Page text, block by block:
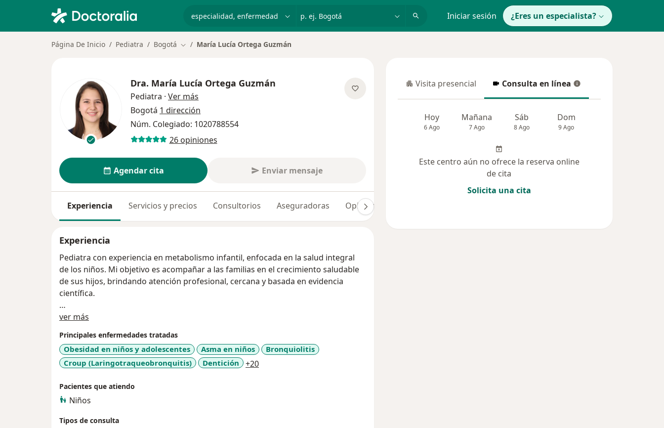
p. ej. Bogotá Iniciar sesión ¿Eres un especialista?
Página De Inicio Pediatra Bogotá Cambiar de ciudad
María Lucía Ortega Guzmán
Dra. María Lucía Ortega Guzmán
Pediatra · Ver más
Bogotá 1 dirección
Núm. Colegiado: 1020788554
26 opiniones
Agendar cita Enviar mensaje
Experiencia Servicios y precios Consultorios Aseguradoras Opiniones (26)
Experiencia
Pediatra con experiencia en metabolismo infantil, enfocada en la salud integral
de los niños. Mi objetivo es acompañar a las familias en el crecimiento saludable
de sus hijos, brindando atención profesional, cercana y basada en evidencia
científica.
Agenda tu cita conmigo para resolver dudas sobre nutrición, crecimiento y
ver más
Principales enfermedades tratadas
Obesidad en niños y adolescentes Asma en niños
Bronquiolitis
Croup (Laringotraqueobronquitis)
Dentición +20a11y_sr_more_diseases
Pacientes que atiendo
Niños
Tipos de consulta
Visita presencial
Visita presencial Consulta en línea
Consulta en línea
Hoy
6 Ago
Mañana
7 Ago
Sáb
8 Ago
Dom
9 Ago
Este centro aún no ofrece la reserva online
de cita
Solicita una cita